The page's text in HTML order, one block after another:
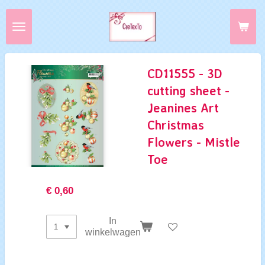
Ga
direct
de
hoofdinhoud
CD11555 - 3D
cutting sheet -
Jeanines Art
Christmas
Flowers - Mistle
Toe
€ 0,60
In
winkelwagen